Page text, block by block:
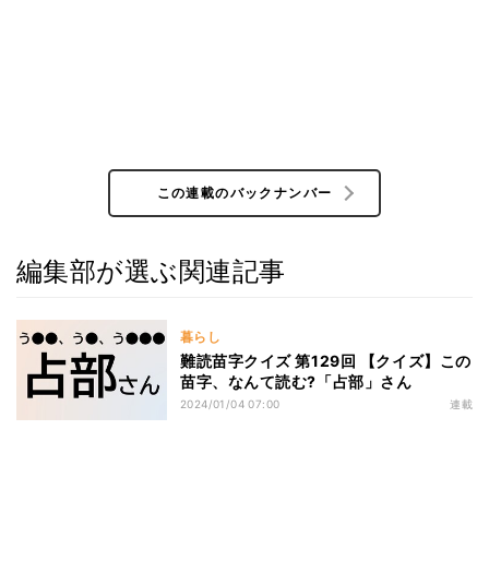
この連載のバックナンバー
編集部が選ぶ関連記事
暮らし
難読苗字クイズ 第129回 【クイズ】この
苗字、なんて読む?「占部」さん
2024/01/04 07:00 連載